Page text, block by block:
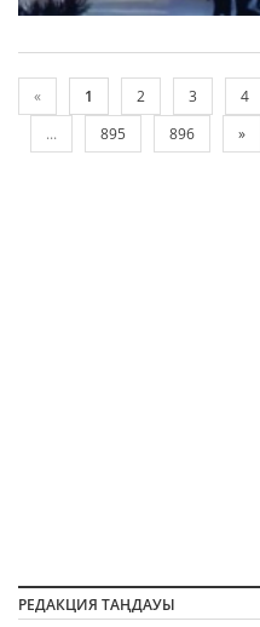
« 1 2 3 4
...
895 896 »
РЕДАКЦИЯ ТАҢДАУЫ